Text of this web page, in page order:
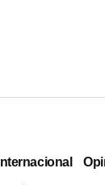
Internacional